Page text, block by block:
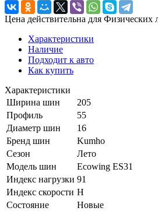
Цена действительна для
Характеристики
Наличие
Подходит к авто
Как купить
Характеристики
Ширина шин
205
Профиль
55
Диаметр шин
16
Бренд шин
Kumho
Сезон
Лето
Модель шин
Ecowing ES31
Индекс нагрузки 91
Индекс скорости H
Состояние
Новые